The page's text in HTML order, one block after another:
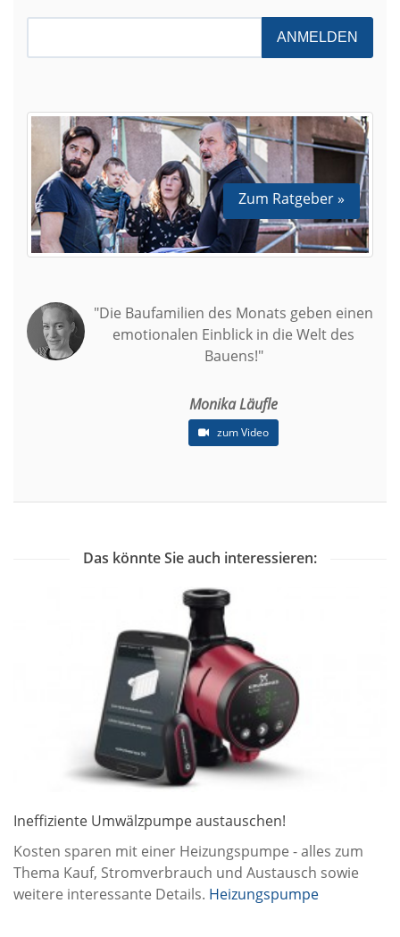
ANMELDEN
Zum Ratgeber »
"Die Baufamilien des Monats geben einen
emotionalen Einblick in die Welt des
Bauens!"
Monika Läufle
zum Video
Das könnte Sie auch interessieren:
Ineffiziente Umwälzpumpe austauschen!
Kosten sparen mit einer Heizungspumpe - alles zum
Thema Kauf, Stromverbrauch und Austausch sowie
weitere interessante Details. Heizungspumpe